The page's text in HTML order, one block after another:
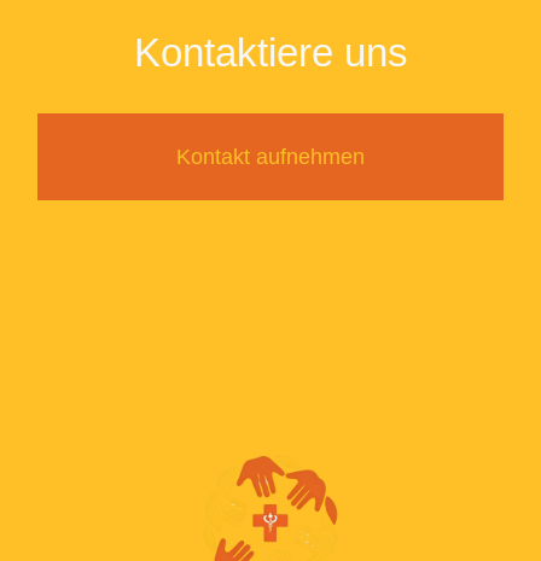
Kontaktiere uns
Kontakt aufnehmen